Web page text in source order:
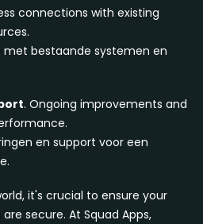
connections with existing
met bestaande systemen en
. Ongoing improvements and
en support voor een
it's crucial to ensure your
secure. At Squad Apps,